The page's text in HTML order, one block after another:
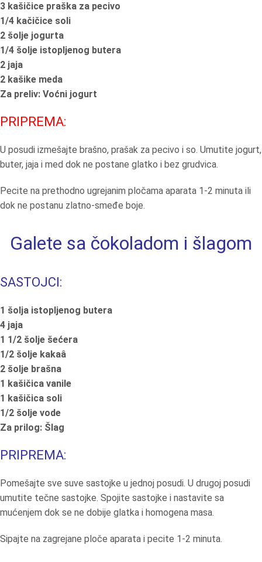
3 kašičice praška za pecivo
1/4 kačičice soli
2 šolje jogurta
1/4 šolje istopljenog butera
2 jaja
2 kašike meda
Za preliv: Voćni jogurt
PRIPREMA:
U posudi izmešajte brašno, prašak za pecivo i so. Umutite jogurt,
buter, jaja i med dok ne postane glatko i bez grudvica.
Pecite na prethodno ugrejanim pločama aparata 1-2 minuta ili
dok ne postanu zlatno-smeđe boje.
Galete sa čokoladom i šlagom
SASTOJCI:
1 šolja istopljenog butera
4 jaja
1 1/2 šolje šećera
1/2 šolje kakaâ
2 šolje brašna
1 kašičica vanile
1 kašičica soli
1/2 šolje vode
Za prilog: Šlag
PRIPREMA:
Pomešajte sve suve sastojke u jednoj posudi. U drugoj posudi
umutite tečne sastojke. Spojite sastojke i nastavite sa
mućenjem dok se ne dobije glatka i homogena masa.
Sipajte na zagrejane ploče aparata i pecite 1-2 minuta.